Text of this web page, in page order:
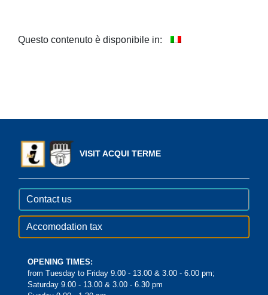
Questo contenuto è disponibile in:
VISIT ACQUI TERME
Contact us
Accomodation tax
OPENING TIMES:
from Tuesday to Friday 9.00 - 13.00 & 3.00 - 6.00 pm;
Saturday 9.00 - 13.00 & 3.00 - 6.30 pm